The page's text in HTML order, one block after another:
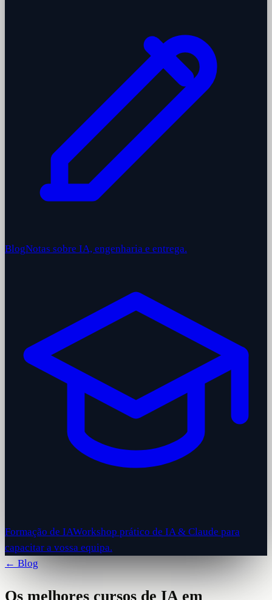
BlogNotas sobre IA, engenharia e entrega.
Formação de IAWorkshop prático de IA & Claude para
capacitar a vossa equipa.
← Blog
Os melhores cursos de IA em